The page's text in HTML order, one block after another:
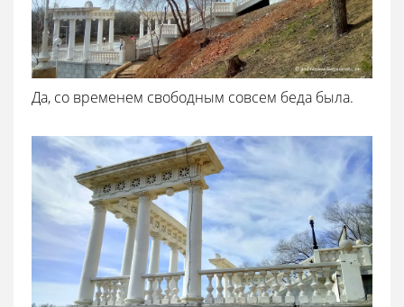
Да, со временем свободным совсем беда была.